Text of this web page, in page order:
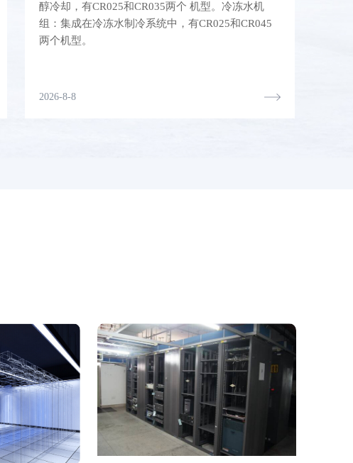
醇冷却，有CR025和CR035两个 机型。冷冻水机
组：集成在冷冻水制冷系统中，有CR025和CR045
两个机型。
2026-8-8